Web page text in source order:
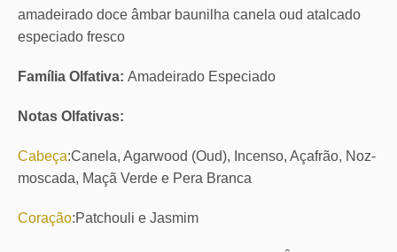
amadeirado doce âmbar baunilha canela oud atalcado
especiado fresco
Família Olfativa: Amadeirado Especiado
Notas Olfativas:
Cabeça:Canela, Agarwood (Oud), Incenso, Açafrão, Noz-
moscada, Maçã Verde e Pera Branca
Coração:Patchouli e Jasmim